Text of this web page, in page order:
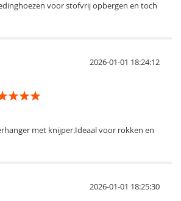
voor stofvrij opbergen en toch
2026-01-01 18:24:12
met knijper.Ideaal voor rokken en
2026-01-01 18:25:30